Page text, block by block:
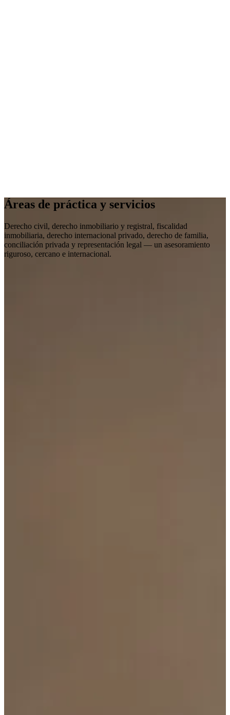
Áreas de práctica y servicios
Derecho civil, derecho inmobiliario y registral, fiscalidad
inmobiliaria, derecho internacional privado, derecho de familia,
conciliación privada y representación legal — un asesoramiento
riguroso, cercano e internacional.